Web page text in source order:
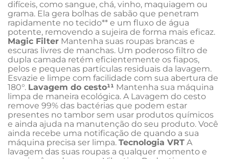
difíceis, como sangue, chá, vinho, maquiagem ou
grama. Ela gera bolhas de sabão que penetram
rapidamente no tecido** e um fluxo de água
potente, removendo a sujeira de forma mais eficaz.
Magic Filter Mantenha suas roupas brancas e
escuras livres de manchas. Um poderoso filtro de
dupla camada retém eficientemente os fiapos,
pelos e pequenas partículas residuais da lavagem.
Esvazie e limpe com facilidade com sua abertura de
180°. Lavagem do cesto¹¹ Mantenha sua máquina
limpa de maneira ecológica. A Lavagem do cesto
remove 99% das bactérias que podem estar
presentes no tambor sem usar produtos químicos
e ainda ajuda na manutenção do seu produto. Você
ainda recebe uma notificação de quando a sua
máquina precisa ser limpa. Tecnologia VRT A
lavagem das suas roupas a qualquer momento e